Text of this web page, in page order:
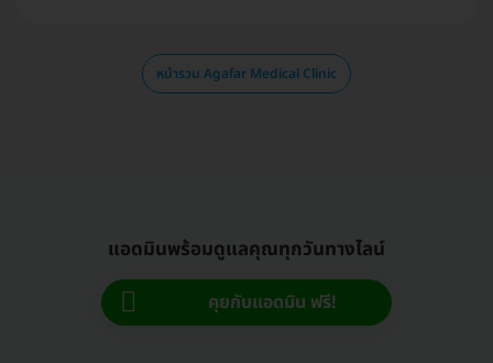
หน้ารวม Agafar Medical Clinic
แอดมินพร้อมดูแลคุณทุกวันทางไลน์
คุยกับแอดมิน ฟรี!